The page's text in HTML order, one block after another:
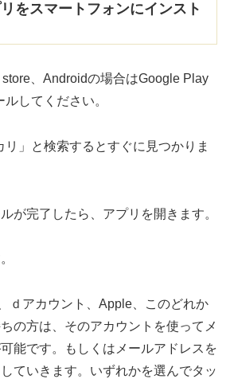
をスマートフォンにインスト
、Androidの場合はGoogle Play
してください。
」と検索するとすぐに見つかりま
が完了したら、アプリを開きます。
ｄアカウント、Apple、このどれか
の方は、そのアカウントを使ってメ
能です。もしくはメールアドレスを
ていきます。いずれかを選んでタッ